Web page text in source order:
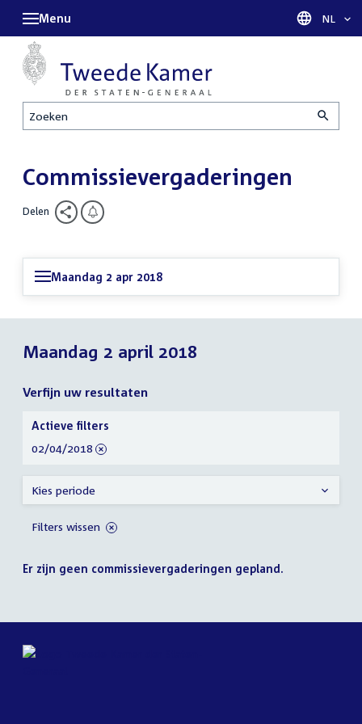
Zoeken
Menu Taal
NL
Commissievergaderingen
Delen
Maandag 2 apr 2018
Maandag 2 april 2018
Verfijn uw resultaten
Er zijn geen commissievergaderingen gepland.
Verfijn
uw
resultaten
Actieve filters
verwijder
02/04/2018
Kies periode
Filters wissen